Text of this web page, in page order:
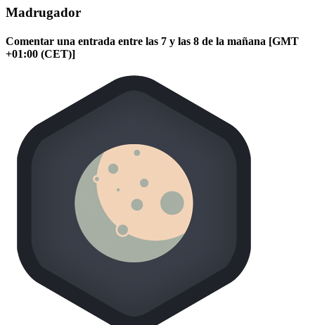
Madrugador
Comentar una entrada entre las 7 y las 8 de la mañana [GMT
+01:00 (CET)]